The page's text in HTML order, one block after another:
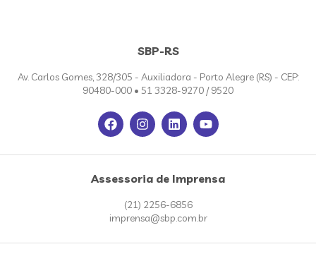
SBP-RS
Av. Carlos Gomes, 328/305 - Auxiliadora - Porto Alegre (RS) - CEP:
90480-000 • 51 3328-9270 / 9520
Assessoria de Imprensa
(21) 2256-6856
imprensa@sbp.com.br